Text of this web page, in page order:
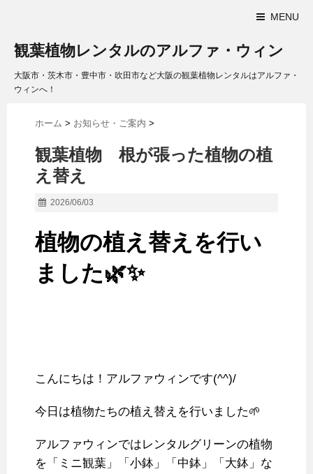
MENU
観葉植物レンタルのアルファ・ウィン
大阪市・茨木市・豊中市・吹田市など大阪の観葉植物レンタルはアルファ・
ウィンへ！
ホーム > お知らせ・ご案内 >
観葉植物 根が張った植物の植
え替え
2026/06/03
植物の植え替えを行い
ました🌿✨
こんにちは！アルファウィンです(^^)/
今日は植物たちの植え替えを行いました🌱
アルファウィンではレンタルグリーンの植物
を「ミニ観葉」「小鉢」「中鉢」「大鉢」な